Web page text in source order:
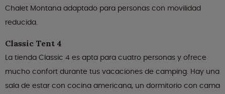
Chalet Montana adaptado para personas con movilidad
reducida.
Classic Tent 4
La tienda Classic 4 es apta para cuatro personas y ofrece
mucho confort durante tus vacaciones de camping. Hay una
sala de estar con cocina americana, un dormitorio con cama